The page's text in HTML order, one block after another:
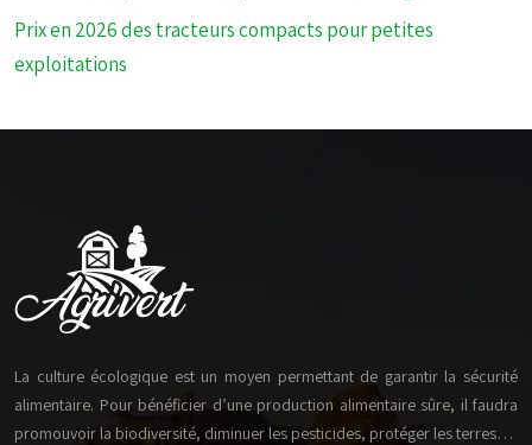
Prix en 2026 des tracteurs compacts pour petites
exploitations
La culture écologique est un moyen permettant de garantir la sécurité
alimentaire. Pour bénéficier d’une production alimentaire sûre, il faudra
promouvoir la biodiversité, diminuer les pesticides, protéger les terres…